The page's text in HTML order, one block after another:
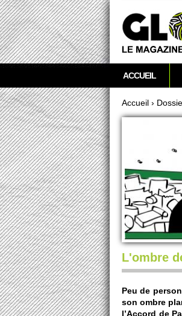
TwitterRSS Newsletter
Vous
Accueil ›
L'ombre
Peu de
son ombre
l’Accord de
M
e
n
u
n
c
i
p
a
l
ACCUEIL